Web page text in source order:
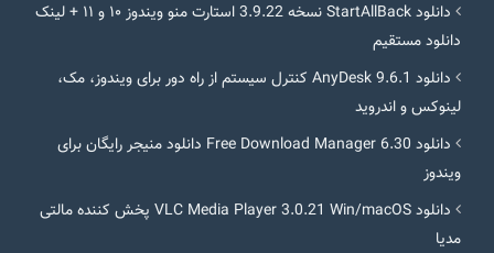
دانلود StartAllBack نسخه 3.9.22 استارت منو ویندوز ۱۰ و ۱۱ + لینک
دانلود مستقیم
دانلود AnyDesk 9.6.1 کنترل سیستم از راه دور برای ویندوز، مک،
لینوکس و اندروید
دانلود Free Download Manager 6.30 دانلود منیجر رایگان برای
ویندوز
دانلود VLC Media Player 3.0.21 Win/macOS پخش کننده مالتی
مدیا